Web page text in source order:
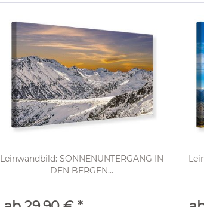
Leinwandbild: SONNENUNTERGANG IN
DEN BERGEN...